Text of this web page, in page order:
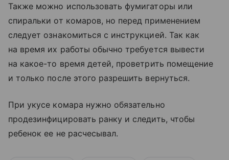
Также можно использовать фумигаторы или
спиральки от комаров, но перед применением
следует ознакомиться с инструкцией. Так как
на время их работы обычно требуется вывести
на какое-то время детей, проветрить помещение
и только после этого разрешить вернуться.
При укусе комара нужно обязательно
продезинфицировать ранку и следить, чтобы
ребенок ее не расчесывал.